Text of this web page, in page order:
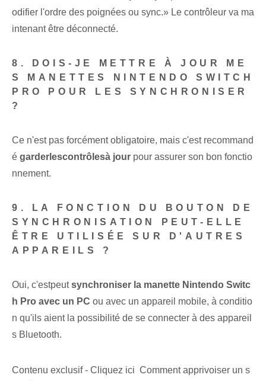
odifier l'ordre des poignées ou ⁣sync.» Le contrôleur va ma
intenant être déconnecté.
8. DOIS-JE METTRE À JOUR ME
S MANETTES ‌NINTENDO SWITCH
PRO POUR LES SYNCHRONISER
?
Ce n'est pas forcément ⁣obligatoire, mais⁤ c'est recommand
é‌ garder⁤les⁤contrôles‌à jour pour assurer son bon fonctio
nnement.
9. LA FONCTION DU BOUTON DE
SYNCHRONISATION PEUT-ELLE
ÊTRE UTILISÉE SUR D'AUTRES
APPAREILS ?
Oui, c'est⁢peut⁢synchroniser la manette Nintendo Switc
h Pro avec un PC ou avec un appareil mobile, à conditio
n qu'ils aient la possibilité de se connecter à des appareil
s Bluetooth.
Contenu exclusif - Cliquez ici Comment apprivoiser un s